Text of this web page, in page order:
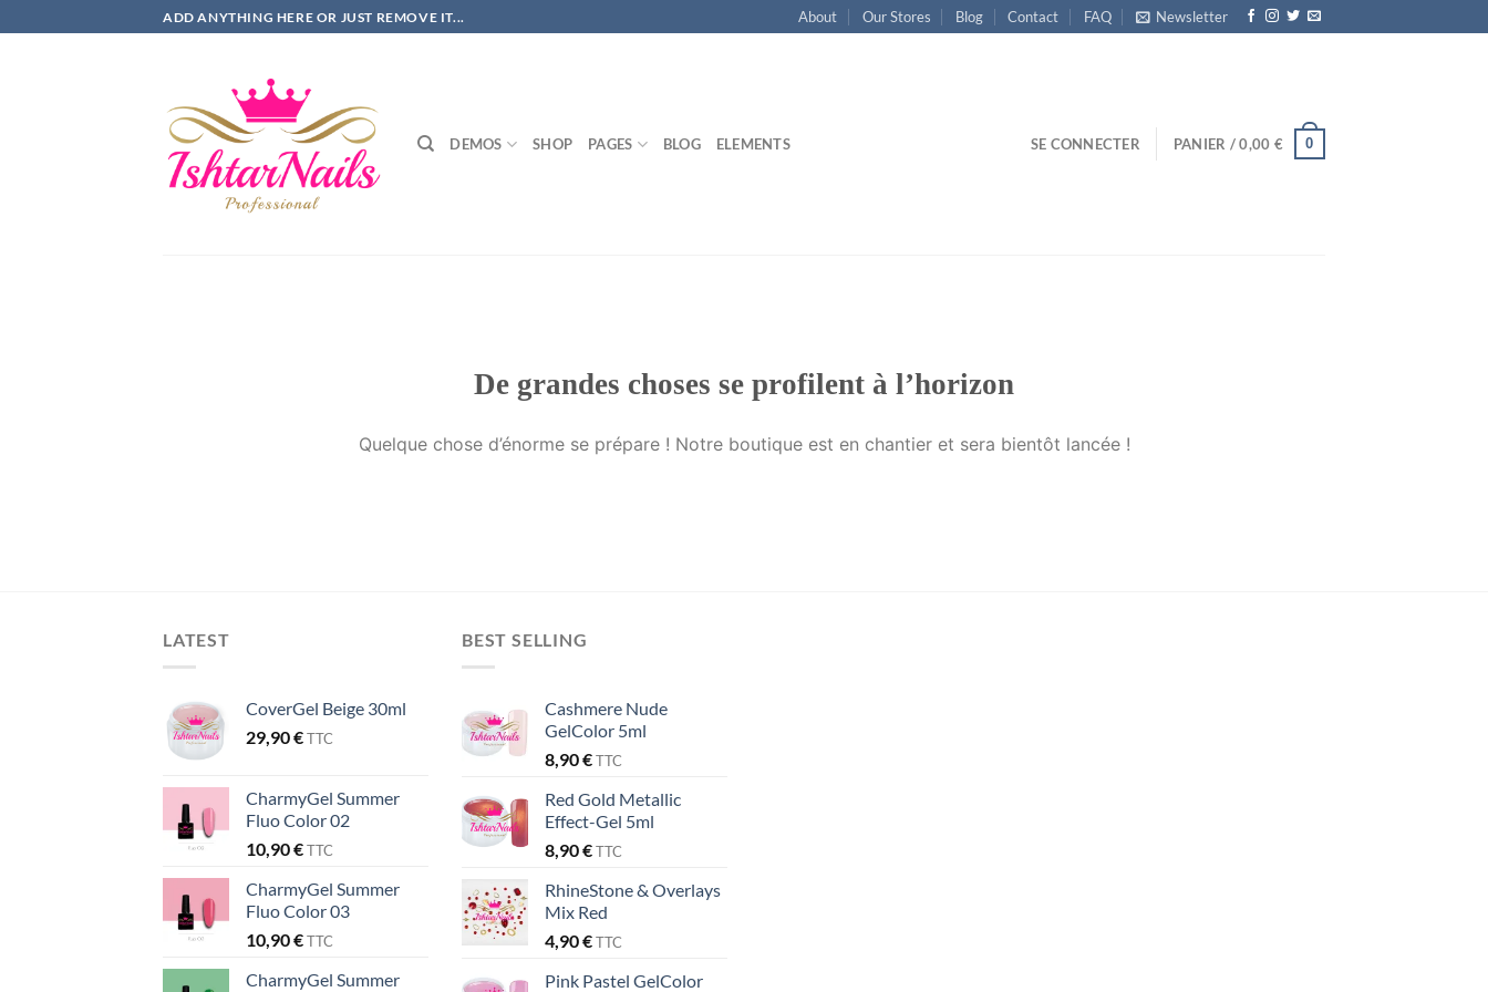
au
ADD ANYTHING HERE OR JUST REMOVE IT... About Our Stores Blog Contact FAQ Newsletter
DEMOS SHOP PAGES BLOG ELEMENTS SE CONNECTER PANIER /0,00 € 0
De grandes choses se profilent à l’horizon
Quelque chose d’énorme se prépare ! Notre boutique est en chantier et sera bientôt lancée !
LATEST
CoverGel Beige 30ml
29,90€TTC
CharmyGel Summer
Fluo Color 02
10,90€TTC
CharmyGel Summer
Fluo Color 03
10,90€TTC
CharmyGel Summer
BEST SELLING
Cashmere Nude
GelColor 5ml
8,90€TTC
Red Gold Metallic
Effect-Gel 5ml
8,90€TTC
RhineStone & Overlays
Mix Red
4,90€TTC
Pink Pastel GelColor